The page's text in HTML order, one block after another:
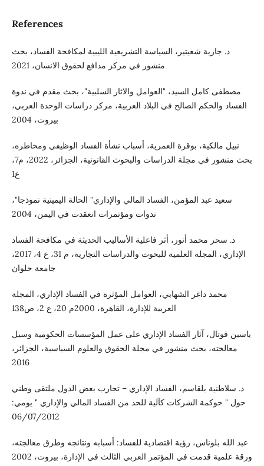
References
د. جازية شعيتير، السياسة التشريعية الليبية لمكافحة الفساد، بحث
منشور في مركز مدافع لحقوق الانسان، 2021
مصطفى كامل السيد، "العوامل والاثار السلبية"، بحث مقدم في ندوة
الفساد والحكم الصالح في البلاد العربية، مركز دراسات الوحدة العربي،
بيروت، 2004
نبيل مالكية، بوقرة العمرية، أسباب نشأة الفساد الوظيفي ومخاطره،
بحث منشور في مجلة الدراسات والبحوث القانونية، الجزائر، 2022، م7،
ع1
سعيد عبد المؤمن، الفساد المالي والإداري" الحالة اليمينية نموذجا"،
ندوات ومؤتمرات انعقدت في اليمن، 2004
د. سحر محمد أنور، أثر فاعلية الأساليب الحديثة في مكافحة الفساد
الإداري، المجلة العلمية للبحوث والدراسات التجارية، م 31، ع 4، 2017،
جامعة حلوان
محمد داغر الشهابي، العوامل المؤثرة في الفساد الإداري، المجلة
العربية للإدارة، القاهرة، 2000م 20، ع 2، ص138
ياسين قوتال، آثار الفساد الإداري على عمل المؤسسات الحكومية وسبل
معالجته، بحث منشور في مجلة الحقوق والعلوم السياسية، الجزائر،
2016
د. سلاطنية بلقاسم، الفساد الإداري – تجارب بعض الدول ملتقى وطني
حول " حوكمة الشركات كآلية للحد من الفساد المالي والإداري " يومي:
06/07/2012
عبد الله بلوناس، رؤية اقتصادية للفساد: أسبابه ونتائجه وطرق معالجته،
ورقة علمية قدمت في المؤتمر العربي الثالث في الإدارة، بيروت، 2002